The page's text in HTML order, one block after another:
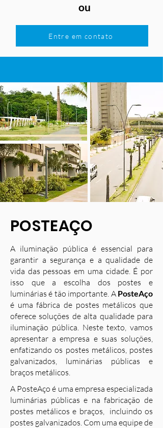
ou
Entre em contato
POSTEAÇO
A iluminação pública é essencial para
garantir a segurança e a qualidade de
vida das pessoas em uma cidade. É por
isso que a escolha dos postes e
luminárias é tão importante. A PosteAço
é uma fábrica de postes metálicos que
oferece soluções de alta qualidade para
iluminação pública. Neste texto, vamos
apresentar a empresa e suas soluções,
enfatizando os postes metálicos, postes
galvanizados, luminárias públicas e
braços metálicos.
A PosteAço é uma empresa especializada
luminárias públicas e na fabricação de
postes metálicos e braços, incluindo os
postes galvanizados. Com uma equipe de